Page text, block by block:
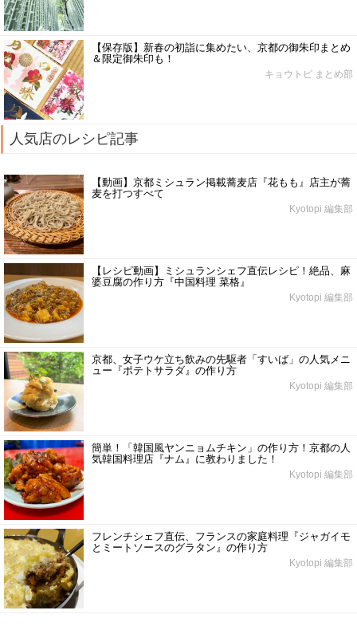
【保存版】新春の初詣に集めたい、京都の御朱印まとめ
＆限定御朱印も！
キョウトピ まとめ部
人気店のレシピ記事
【動画】京都ミシュラン掲載蕎麦店『花もも』店主が蕎
麦を打つすべて
Kyotopi 編集部
【レシピ動画】ミシュランシェフ直伝レシピ！絶品、麻
婆豆腐の作り方『中国料理 菜格』
Kyotopi 編集部
京都、女子ウケ立ち飲みの先駆者「すいば」の人気メニ
ュー『ポテトサラダ』の作り方
Kyotopi 編集部
簡単！「韓国風ヤンニョムチキン」の作り方！京都の人
気韓国料理店『ナム』に教わりました！
Kyotopi 編集部
フレンチシェフ直伝、フランスの家庭料理『ジャガイモ
とミートソースのグラタン』の作り方
Kyotopi 編集部